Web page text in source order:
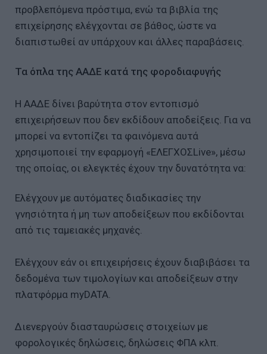
προβλεπόμενα πρόστιμα, ενώ τα βιβλία της
επιχείρησης ελέγχονται σε βάθος, ώστε να
διαπιστωθεί αν υπάρχουν και άλλες παραβάσεις.
Τα όπλα της ΑΑΔΕ κατά της φοροδιαφυγής
Η ΑΑΔΕ δίνει βαρύτητα στον εντοπισμό
επιχειρήσεων που δεν εκδίδουν αποδείξεις. Για να
μπορεί να εντοπίζει τα φαινόμενα αυτά
χρησιμοποιεί την εφαρμογή «ΕΛΕΓΧΟΣLive», μέσω
της οποίας, οι ελεγκτές έχουν την δυνατότητα να:
Ελέγχουν με αυτόματες διαδικασίες την
γνησιότητα ή μη των αποδείξεων που εκδίδονται
από τις ταμειακές μηχανές.
Ελέγχουν εάν οι επιχειρήσεις έχουν διαβιβάσει τα
δεδομένα των τιμολογίων και αποδείξεων στην
πλατφόρμα myDATA.
Διενεργούν διασταυρώσεις στοιχείων με
φορολογικές δηλώσεις, δηλώσεις ΦΠΑ κλπ.